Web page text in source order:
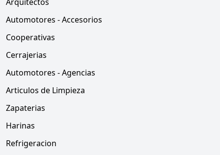
Automotores - Accesorios
Cooperativas
Cerrajerias
Automotores - Agencias
Articulos de Limpieza
Zapaterias
Harinas
Refrigeracion